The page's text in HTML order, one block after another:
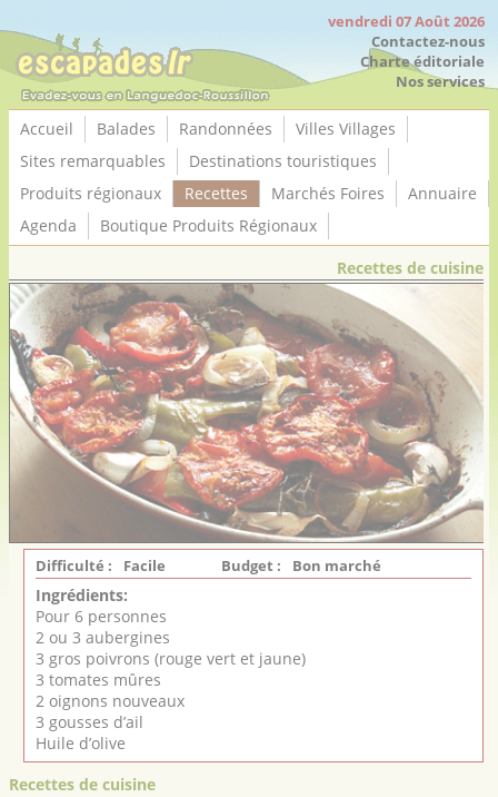
vendredi 07 Août 2026
Contactez-nous
Charte éditoriale
Nos services
Accueil Balades Randonnées
Villes Villages
Sites remarquables
Destinations touristiques
Produits régionaux
Recettes Marchés Foires
Annuaire
Agenda
Boutique Produits Régionaux
Recettes de cuisine
Difficulté : Facile Budget : Bon marché
Ingrédients:
Pour 6 personnes
2 ou 3 aubergines
3 gros poivrons (rouge vert et jaune)
3 tomates mûres
2 oignons nouveaux
3 gousses d’ail
Huile d’olive
Recettes de cuisine